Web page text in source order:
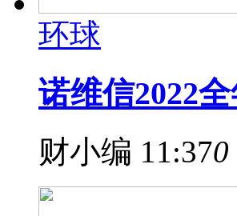
环球
诺维信2022
财小编 11:370